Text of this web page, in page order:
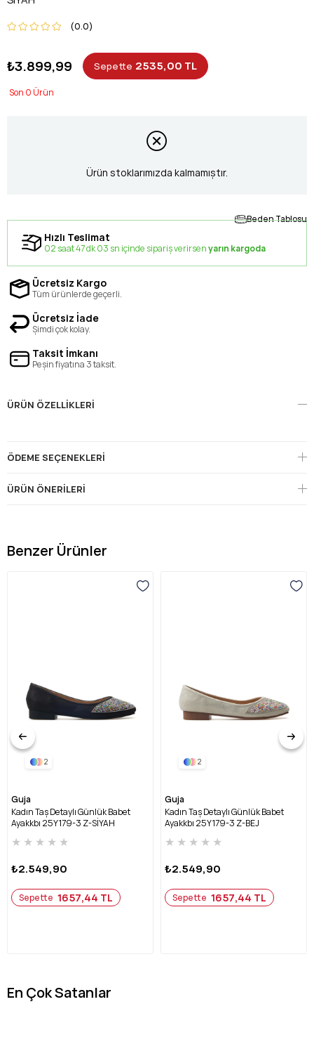
0.0
₺3.899,99 Sepette 2535,00 TL
0
Ürün stoklarımızda kalmamıştır.
Beden Tablosu
Hızlı Teslimat
02 saat 47 dk 02 sn içinde sipariş verirsenyarın kargoda
Ücretsiz Kargo
Tüm ürünlerde geçerli.
Ücretsiz İade
Şimdi çok kolay.
Taksit İmkanı
Peşin fiyatına 3 taksit.
ÜRÜN ÖZELLIKLERI
ÖDEME SEÇENEKLERI
ÜRÜN ÖNERILERI
Benzer Ürünler
2
Guja
Kadın Taş Detaylı Günlük Babet
Ayakkbı 25Y179-3 Z-SİYAH
★ ★ ★ ★ ★
₺2.549,90
Sepette 1657,44 TL
2
Guja
Kadın Taş Detaylı Günlük Babet
Ayakkbı 25Y179-3 Z-BEJ
★ ★ ★ ★ ★
₺2.549,90
Sepette 1657,44 TL
En Çok Satanlar